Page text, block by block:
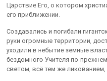
Царствие Его, о котором
его приближении.
Создавались и погибали
руки огромные территории,
уходили в небытие земные
бездомного Учителя по-
светом, всё тем же ликованием,